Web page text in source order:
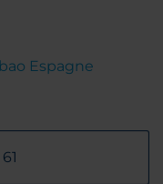
Espagne